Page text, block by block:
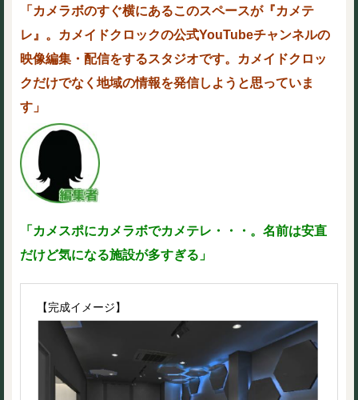
「カメラボのすぐ横にあるこのスペースが『カメテ
レ』。カメイドクロックの公式YouTubeチャンネルの
映像編集・配信をするスタジオです。カメイドクロッ
クだけでなく地域の情報を発信しようと思っていま
す」
「カメスポにカメラボでカメテレ・・・。名前は安直
だけど気になる施設が多すぎる」
【完成イメージ】